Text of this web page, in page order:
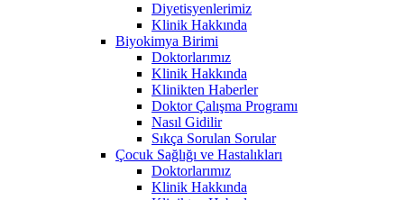
Diyetisyenlerimiz
Klinik Hakkında
Biyokimya Birimi
Doktorlarımız
Klinik Hakkında
Klinikten Haberler
Doktor Çalışma Programı
Nasıl Gidilir
Sıkça Sorulan Sorular
Çocuk Sağlığı ve Hastalıkları
Doktorlarımız
Klinik Hakkında